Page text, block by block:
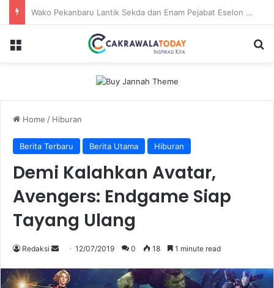
Dirut Jasa Raharja Dampingi Wamenhub Tinjau Penanganan Korban KM Mutiara Sentosa II di RS PHC Surabaya
Menu
Home / Hiburan
Berita Terbaru Berita Utama Hiburan
Demi Kalahkan Avatar,
Avengers: Endgame Siap
Tayang Ulang
Redaksi
Send
email
12/07/2019 0 18 1 minute read